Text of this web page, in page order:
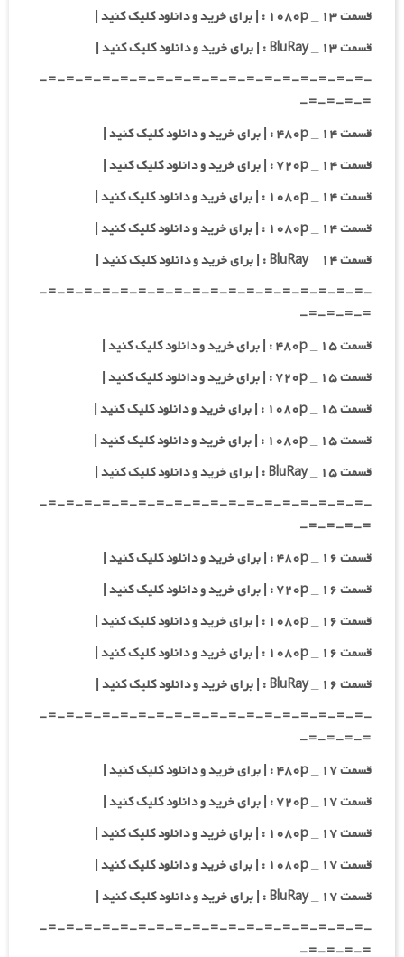
قسمت ۱۳ _ ۱۰۸۰p : | برای خرید و دانلود کلیک کنید |
قسمت ۱۳ _ BluRay : | برای خرید و دانلود کلیک کنید |
-=-=-=-=-=-=-=-=-=-=-=-=-=-=-=-=-=-=-
=-=-=-=-
قسمت ۱۴ _ ۴۸۰p : | برای خرید و دانلود کلیک کنید |
قسمت ۱۴ _ ۷۲۰p : | برای خرید و دانلود کلیک کنید |
قسمت ۱۴ _ ۱۰۸۰p : | برای خرید و دانلود کلیک کنید |
قسمت ۱۴ _ ۱۰۸۰p : | برای خرید و دانلود کلیک کنید |
قسمت ۱۴ _ BluRay : | برای خرید و دانلود کلیک کنید |
-=-=-=-=-=-=-=-=-=-=-=-=-=-=-=-=-=-=-
=-=-=-=-
قسمت ۱۵ _ ۴۸۰p : | برای خرید و دانلود کلیک کنید |
قسمت ۱۵ _ ۷۲۰p : | برای خرید و دانلود کلیک کنید |
قسمت ۱۵ _ ۱۰۸۰p : | برای خرید و دانلود کلیک کنید |
قسمت ۱۵ _ ۱۰۸۰p : | برای خرید و دانلود کلیک کنید |
قسمت ۱۵ _ BluRay : | برای خرید و دانلود کلیک کنید |
-=-=-=-=-=-=-=-=-=-=-=-=-=-=-=-=-=-=-
=-=-=-=-
قسمت ۱۶ _ ۴۸۰p : | برای خرید و دانلود کلیک کنید |
قسمت ۱۶ _ ۷۲۰p : | برای خرید و دانلود کلیک کنید |
قسمت ۱۶ _ ۱۰۸۰p : | برای خرید و دانلود کلیک کنید |
قسمت ۱۶ _ ۱۰۸۰p : | برای خرید و دانلود کلیک کنید |
قسمت ۱۶ _ BluRay : | برای خرید و دانلود کلیک کنید |
-=-=-=-=-=-=-=-=-=-=-=-=-=-=-=-=-=-=-
=-=-=-=-
قسمت ۱۷ _ ۴۸۰p : | برای خرید و دانلود کلیک کنید |
قسمت ۱۷ _ ۷۲۰p : | برای خرید و دانلود کلیک کنید |
قسمت ۱۷ _ ۱۰۸۰p : | برای خرید و دانلود کلیک کنید |
قسمت ۱۷ _ ۱۰۸۰p : | برای خرید و دانلود کلیک کنید |
قسمت ۱۷ _ BluRay : | برای خرید و دانلود کلیک کنید |
-=-=-=-=-=-=-=-=-=-=-=-=-=-=-=-=-=-=-
=-=-=-=-